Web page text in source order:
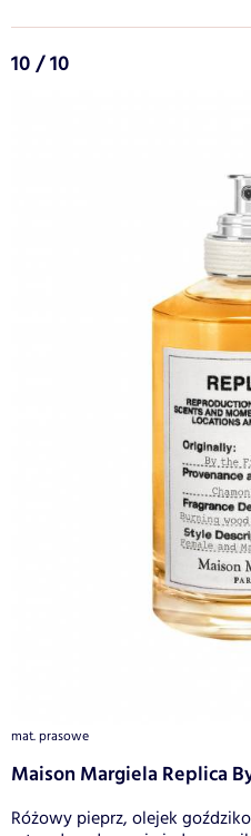
10 / 10
mat. prasowe
Maison Margiela Replica
Różowy pieprz, olejek